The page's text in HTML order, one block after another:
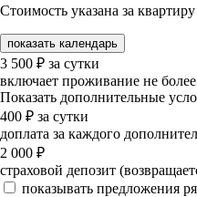
Стоимость указана за
показать календарь
3 500 ₽ за сутки
включает проживание не более
Показать дополнительные
400 ₽ за сутки
доплата за каждого
2 000 ₽
страховой депозит
показывать предложения